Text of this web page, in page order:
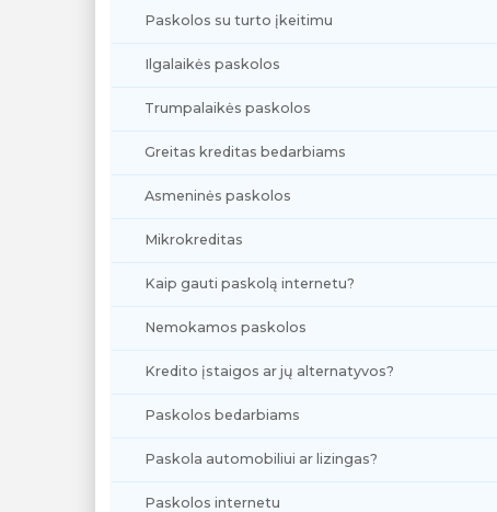
Paskolos su turto įkeitimu
Ilgalaikės paskolos
Trumpalaikės paskolos
Greitas kreditas bedarbiams
Asmeninės paskolos
Mikrokreditas
Kaip gauti paskolą internetu?
Nemokamos paskolos
Kredito įstaigos ar jų alternatyvos?
Paskolos bedarbiams
Paskola automobiliui ar lizingas?
Paskolos internetu